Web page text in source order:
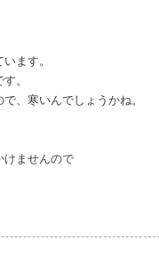
ます。
。
、寒いんでしょうかね。
けませんので